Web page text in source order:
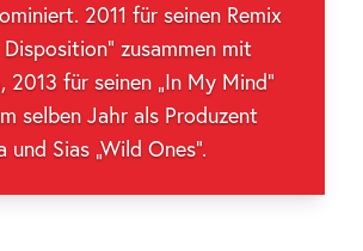
2011 für seinen Remix
zusammen mit
2013 für seinen „In My Mind“
selben Jahr als Produzent
und Sias „Wild Ones“.